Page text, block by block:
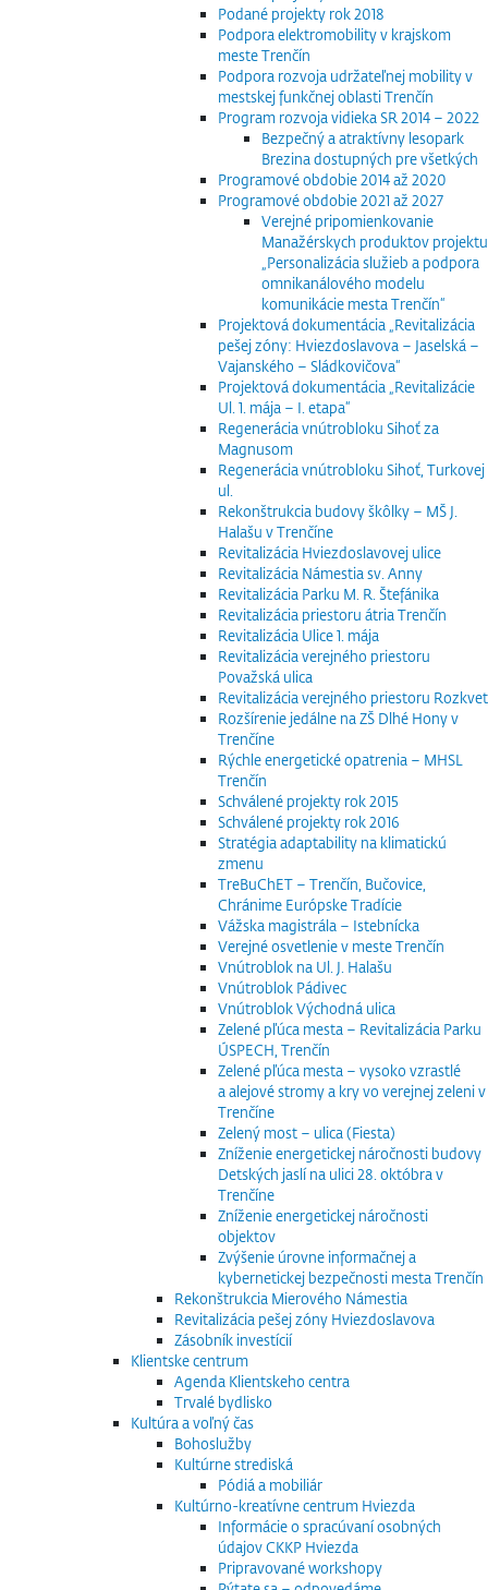
Podané projekty rok 2018
Podpora elektromobility v krajskom
meste Trenčín
Podpora rozvoja udržateľnej mobility v
mestskej funkčnej oblasti Trenčín
Program rozvoja vidieka SR 2014 – 2022
Bezpečný a atraktívny lesopark
Brezina dostupných pre všetkých
Programové obdobie 2014 až 2020
Programové obdobie 2021 až 2027
Verejné pripomienkovanie
Manažérskych produktov projektu
„Personalizácia služieb a podpora
omnikanálového modelu
komunikácie mesta Trenčín“
Projektová dokumentácia „Revitalizácia
pešej zóny: Hviezdoslavova – Jaselská –
Vajanského – Sládkovičova“
Projektová dokumentácia „Revitalizácie
Ul. 1. mája – I. etapa“
Regenerácia vnútrobloku Sihoť za
Magnusom
Regenerácia vnútrobloku Sihoť, Turkovej
ul.
Rekonštrukcia budovy škôlky – MŠ J.
Halašu v Trenčíne
Revitalizácia Hviezdoslavovej ulice
Revitalizácia Námestia sv. Anny
Revitalizácia Parku M. R. Štefánika
Revitalizácia priestoru átria Trenčín
Revitalizácia Ulice 1. mája
Revitalizácia verejného priestoru
Považská ulica
Revitalizácia verejného priestoru Rozkvet
Rozšírenie jedálne na ZŠ Dlhé Hony v
Trenčíne
Rýchle energetické opatrenia – MHSL
Trenčín
Schválené projekty rok 2015
Schválené projekty rok 2016
Stratégia adaptability na klimatickú
zmenu
TreBuChET – Trenčín, Bučovice,
Chránime Európske Tradície
Vážska magistrála – Istebnícka
Verejné osvetlenie v meste Trenčín
Vnútroblok na Ul. J. Halašu
Vnútroblok Pádivec
Vnútroblok Východná ulica
Zelené pľúca mesta – Revitalizácia Parku
ÚSPECH, Trenčín
Zelené pľúca mesta – vysoko vzrastlé
a alejové stromy a kry vo verejnej zeleni v
Trenčíne
Zelený most – ulica (Fiesta)
Zníženie energetickej náročnosti budovy
Detských jaslí na ulici 28. októbra v
Trenčíne
Zníženie energetickej náročnosti
objektov
Zvýšenie úrovne informačnej a
kybernetickej bezpečnosti mesta Trenčín
Rekonštrukcia Mierového Námestia
Revitalizácia pešej zóny Hviezdoslavova
Zásobník investícií
Klientske centrum
Agenda Klientskeho centra
Trvalé bydlisko
Kultúra a voľný čas
Bohoslužby
Kultúrne strediská
Pódiá a mobiliár
Kultúrno-kreatívne centrum Hviezda
Informácie o spracúvaní osobných
údajov CKKP Hviezda
Pripravované workshopy